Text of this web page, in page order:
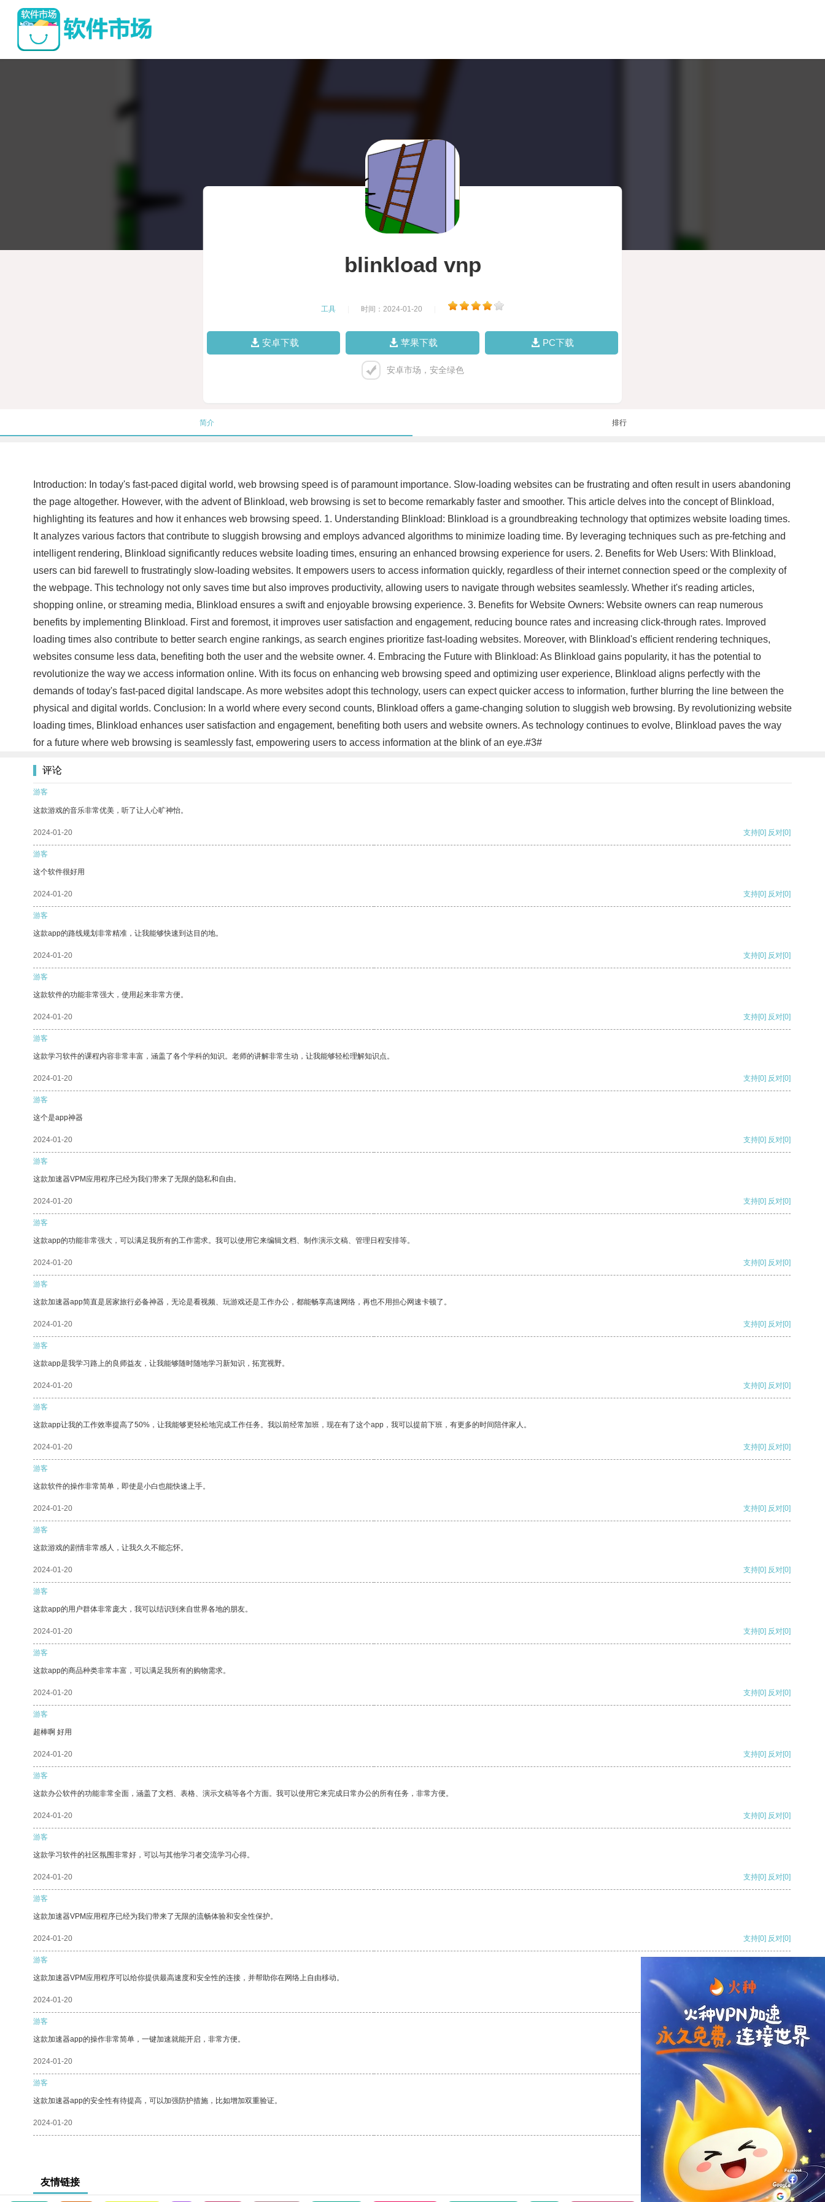
blinkload vnp
工具 时间：2024-01-20
安卓下载 苹果下载 PC下载
安卓市场，安全绿色
简介 排行
Introduction: In today's fast-paced digital world, web browsing speed is of paramount importance. Slow-loading websites can be frustrating and often result in users abandoning
the page altogether. However, with the advent of Blinkload, web browsing is set to become remarkably faster and smoother. This article delves into the concept of Blinkload,
highlighting its features and how it enhances web browsing speed. 1. Understanding Blinkload: Blinkload is a groundbreaking technology that optimizes website loading times.
It analyzes various factors that contribute to sluggish browsing and employs advanced algorithms to minimize loading time. By leveraging techniques such as pre-fetching and
intelligent rendering, Blinkload significantly reduces website loading times, ensuring an enhanced browsing experience for users. 2. Benefits for Web Users: With Blinkload,
users can bid farewell to frustratingly slow-loading websites. It empowers users to access information quickly, regardless of their internet connection speed or the complexity of
the webpage. This technology not only saves time but also improves productivity, allowing users to navigate through websites seamlessly. Whether it's reading articles,
shopping online, or streaming media, Blinkload ensures a swift and enjoyable browsing experience. 3. Benefits for Website Owners: Website owners can reap numerous
benefits by implementing Blinkload. First and foremost, it improves user satisfaction and engagement, reducing bounce rates and increasing click-through rates. Improved
loading times also contribute to better search engine rankings, as search engines prioritize fast-loading websites. Moreover, with Blinkload's efficient rendering techniques,
websites consume less data, benefiting both the user and the website owner. 4. Embracing the Future with Blinkload: As Blinkload gains popularity, it has the potential to
revolutionize the way we access information online. With its focus on enhancing web browsing speed and optimizing user experience, Blinkload aligns perfectly with the
demands of today's fast-paced digital landscape. As more websites adopt this technology, users can expect quicker access to information, further blurring the line between the
physical and digital worlds. Conclusion: In a world where every second counts, Blinkload offers a game-changing solution to sluggish web browsing. By revolutionizing website
loading times, Blinkload enhances user satisfaction and engagement, benefiting both users and website owners. As technology continues to evolve, Blinkload paves the way
for a future where web browsing is seamlessly fast, empowering users to access information at the blink of an eye.#3#
评论
游客
这款游戏的音乐非常优美，听了让人心旷神怡。
2024-01-20 支持[0] 反对[0]
游客
这个软件很好用
2024-01-20 支持[0] 反对[0]
游客
这款app的路线规划非常精准，让我能够快速到达目的地。
2024-01-20 支持[0] 反对[0]
游客
这款软件的功能非常强大，使用起来非常方便。
2024-01-20 支持[0] 反对[0]
游客
这款学习软件的课程内容非常丰富，涵盖了各个学科的知识。老师的讲解非常生动，让我能够轻松理解知识点。
2024-01-20 支持[0] 反对[0]
游客
这个是app神器
2024-01-20 支持[0] 反对[0]
游客
这款加速器VPM应用程序已经为我们带来了无限的隐私和自由。
2024-01-20 支持[0] 反对[0]
游客
这款app的功能非常强大，可以满足我所有的工作需求。我可以使用它来编辑文档、制作演示文稿、管理日程安排等。
2024-01-20 支持[0] 反对[0]
游客
这款加速器app简直是居家旅行必备神器，无论是看视频、玩游戏还是工作办公，都能畅享高速网络，再也不用担心网速卡顿了。
2024-01-20 支持[0] 反对[0]
游客
这款app是我学习路上的良师益友，让我能够随时随地学习新知识，拓宽视野。
2024-01-20 支持[0] 反对[0]
游客
这款app让我的工作效率提高了50%，让我能够更轻松地完成工作任务。我以前经常加班，现在有了这个app，我可以提前下班，有更多的时间陪伴家人。
2024-01-20 支持[0] 反对[0]
游客
这款软件的操作非常简单，即使是小白也能快速上手。
2024-01-20 支持[0] 反对[0]
游客
这款游戏的剧情非常感人，让我久久不能忘怀。
2024-01-20 支持[0] 反对[0]
游客
这款app的用户群体非常庞大，我可以结识到来自世界各地的朋友。
2024-01-20 支持[0] 反对[0]
游客
这款app的商品种类非常丰富，可以满足我所有的购物需求。
2024-01-20 支持[0] 反对[0]
游客
超棒啊 好用
2024-01-20 支持[0] 反对[0]
游客
这款办公软件的功能非常全面，涵盖了文档、表格、演示文稿等各个方面。我可以使用它来完成日常办公的所有任务，非常方便。
2024-01-20 支持[0] 反对[0]
游客
这款学习软件的社区氛围非常好，可以与其他学习者交流学习心得。
2024-01-20 支持[0] 反对[0]
游客
这款加速器VPM应用程序已经为我们带来了无限的流畅体验和安全性保护。
2024-01-20 支持[0] 反对[0]
游客
这款加速器VPM应用程序可以给你提供最高速度和安全性的连接，并帮助你在网络上自由移动。
2024-01-20
游客
这款加速器app的操作非常简单，一键加速就能开启，非常方便。
2024-01-20 反对
游客
这款加速器app的安全性有待提高，可以加强防护措施，比如增加双重验证。
2024-01-20 反对[0]
友情链接